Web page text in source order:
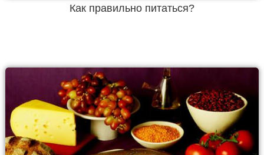
Как правильно питаться?